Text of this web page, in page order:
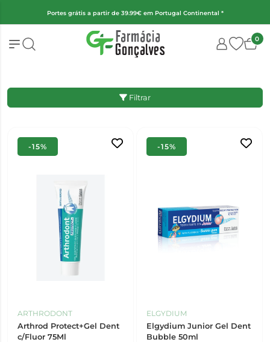
(Exceto fraldas, alimentação infantil e encomendas superiores a 2kg)
0
Filtrar
-15%
ARTHRODONT
Arthrod Protect+Gel Dent
c/Fluor 75Ml
-15%
ELGYDIUM
Elgydium Junior Gel Dent
Bubble 50ml